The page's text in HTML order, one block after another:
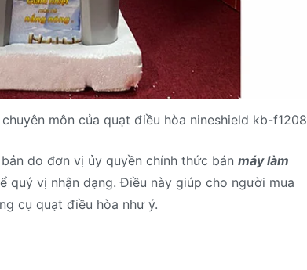
môn của quạt điều hòa nineshield kb-f1208
do đơn vị ủy quyền chính thức bán máy làm
quý vị nhận dạng. Điều này giúp cho người mua
cụ quạt điều hòa như ý.